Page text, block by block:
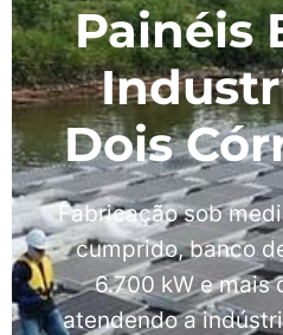
Painéis
Dois
Fabricação sob
cumprido, banco
6.700 kW e mais
atendendo a